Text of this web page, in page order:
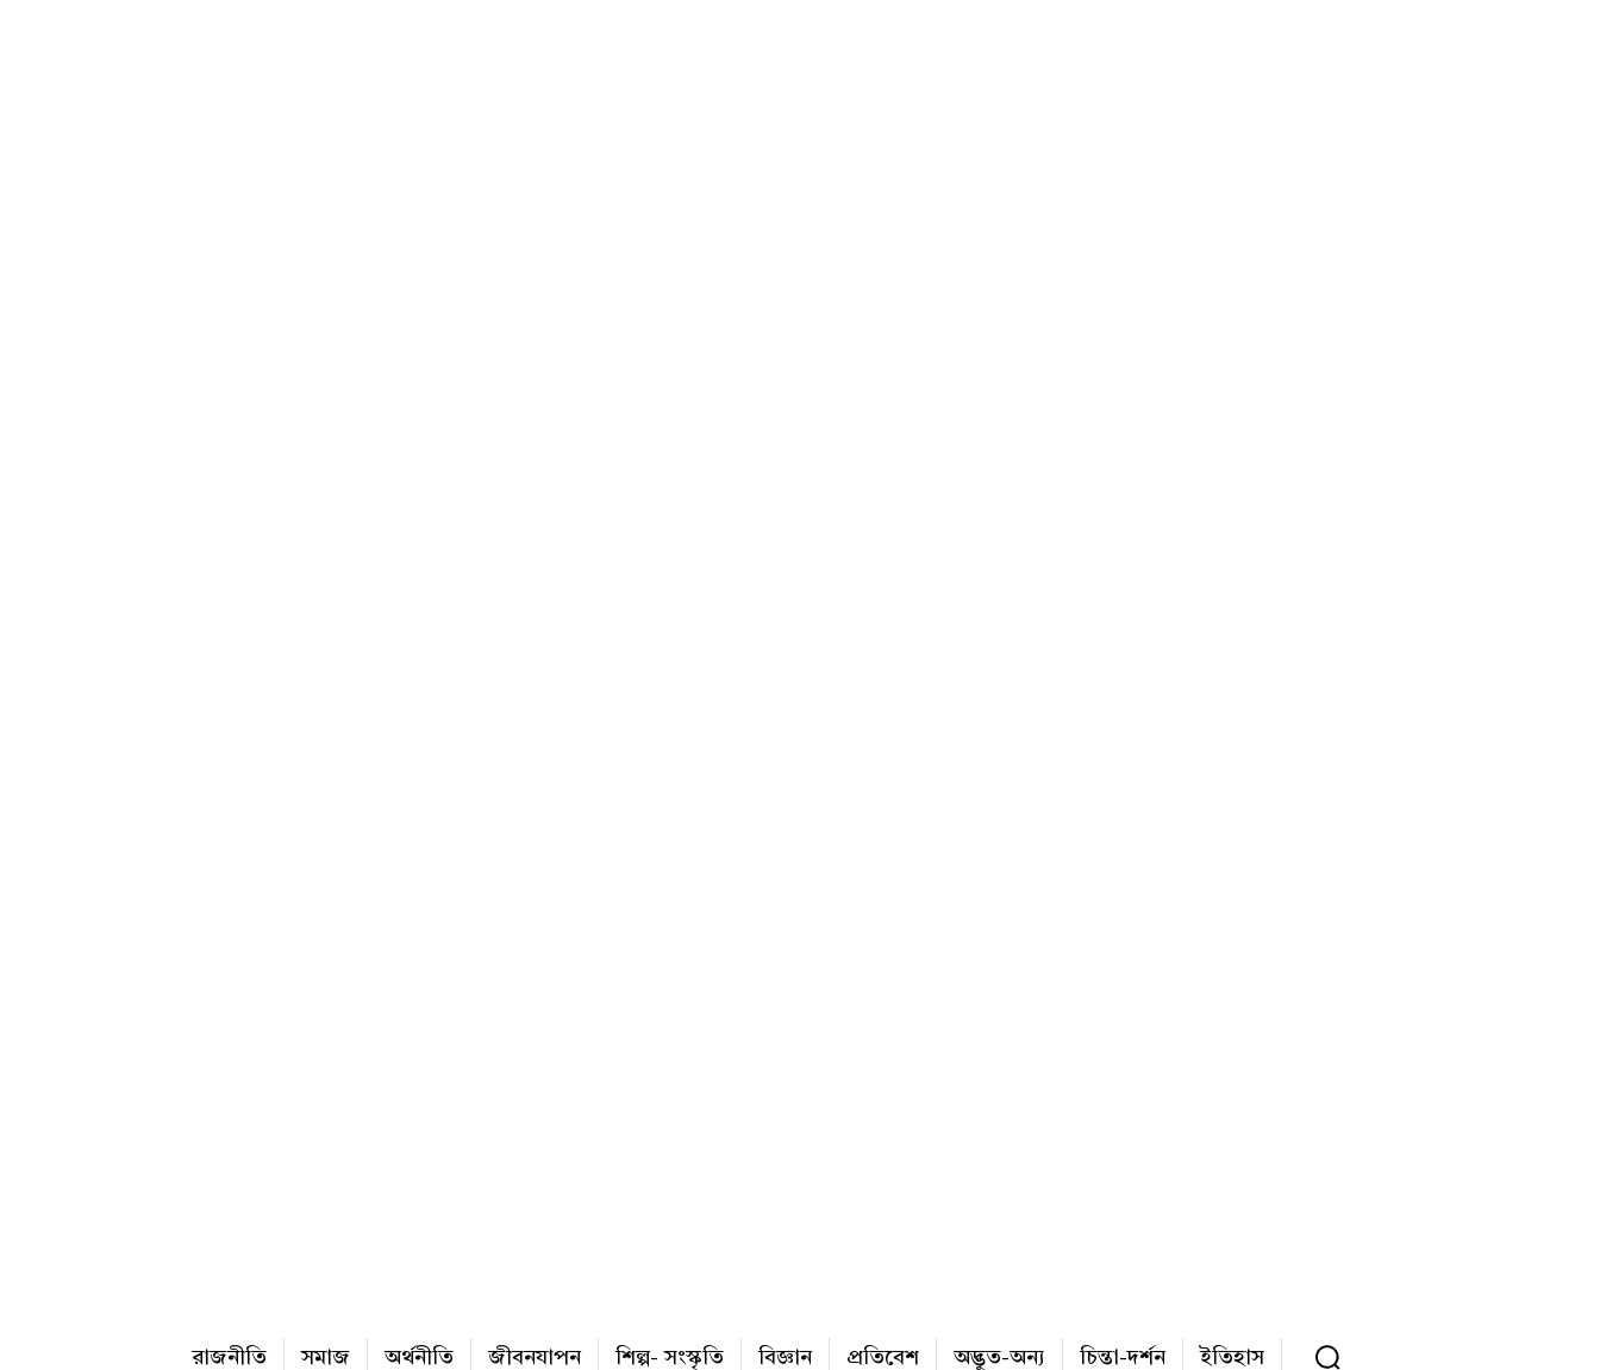
রাজনীতি সমাজ অর্থনীতি জীবনযাপন শিল্প- সংস্কৃতি বিজ্ঞান প্রতিবেশ অদ্ভুত-অন্য চিন্তা-দর্শন ইতিহাস